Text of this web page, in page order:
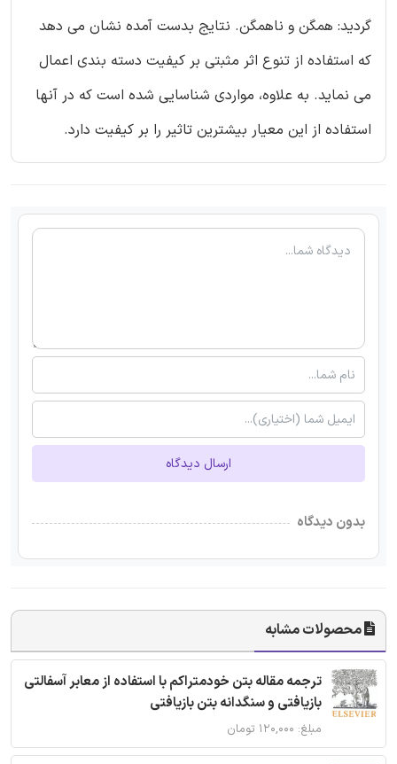
گردید: همگن و ناهمگن. نتایج بدست آمده نشان می دهد
که استفاده از تنوع اثر مثبتی بر کیفیت دسته بندی اعمال
می نماید. به علاوه، مواردی شناسایی شده است که در آنها
استفاده از این معیار بیشترین تاثیر را بر کیفیت دارد.
ارسال دیدگاه
بدون دیدگاه
محصولات مشابه
ترجمه مقاله بتن خودمتراکم با استفاده از معابر آسفالتی
بازیافتی و سنگدانه بتن بازیافتی
مبلغ: ۱۲۰,۰۰۰ تومان